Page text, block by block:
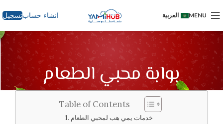
MENU العربية انشاء حسابتسجيل
بوابة محبي الطعام
Table of Contents
خدمات يمي هب لمحبي الطعام